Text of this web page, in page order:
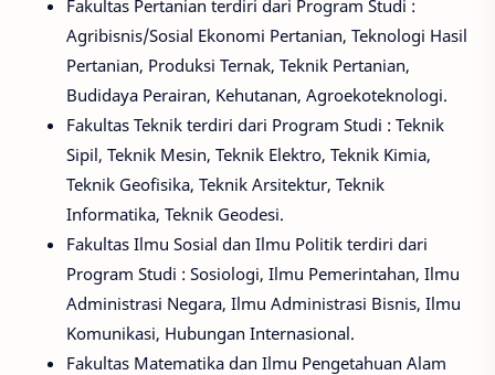
Fakultas Pertanian terdiri dari Program Studi :
Agribisnis/Sosial Ekonomi Pertanian, Teknologi Hasil
Pertanian, Produksi Ternak, Teknik Pertanian,
Budidaya Perairan, Kehutanan, Agroekoteknologi.
Fakultas Teknik terdiri dari Program Studi : Teknik
Sipil, Teknik Mesin, Teknik Elektro, Teknik Kimia,
Teknik Geofisika, Teknik Arsitektur, Teknik
Informatika, Teknik Geodesi.
Fakultas Ilmu Sosial dan Ilmu Politik terdiri dari
Program Studi : Sosiologi, Ilmu Pemerintahan, Ilmu
Administrasi Negara, Ilmu Administrasi Bisnis, Ilmu
Komunikasi, Hubungan Internasional.
Fakultas Matematika dan Ilmu Pengetahuan Alam